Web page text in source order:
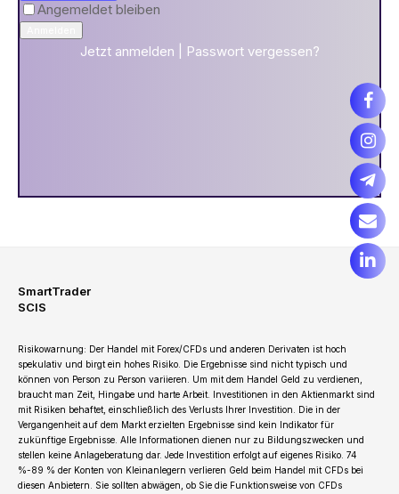
Angemeldet bleiben
Jetzt anmelden Passwort vergessen?
SmartTrader
SCIS
Risikowarnung: Der Handel mit Forex/CFDs und anderen Derivaten ist hoch
spekulativ und birgt ein hohes Risiko. Die Ergebnisse sind nicht typisch und
können von Person zu Person variieren. Um mit dem Handel Geld zu verdienen,
braucht man Zeit, Hingabe und harte Arbeit. Investitionen in den Aktienmarkt sind
mit Risiken behaftet, einschließlich des Verlusts Ihrer Investition. Die in der
Vergangenheit auf dem Markt erzielten Ergebnisse sind kein Indikator für
zukünftige Ergebnisse. Alle Informationen dienen nur zu Bildungszwecken und
stellen keine Anlageberatung dar. Jede Investition erfolgt auf eigenes Risiko. 74
%-89 % der Konten von Kleinanlegern verlieren Geld beim Handel mit CFDs bei
diesen Anbietern. Sie sollten abwägen, ob Sie die Funktionsweise von CFDs